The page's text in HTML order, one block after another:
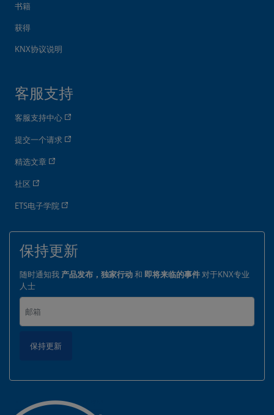
书籍
获得
KNX协议说明
客服支持
客服支持中心
提交一个请求
精选文章
社区
ETS电子学院
保持更新
随时通知我 产品发布，独家行动和 即将来临的事件对于KNX专业
人士
保持更新